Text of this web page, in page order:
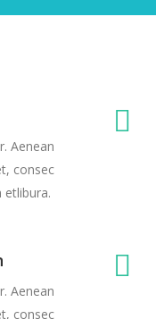
Aenean
consec
etlibura.
Aenean
consec